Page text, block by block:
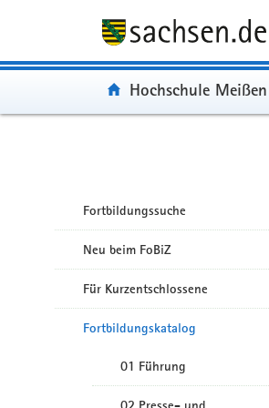
Portal:
Hochschule
Fortbildungssuche
Neu beim FoBiZ
Für Kurzentschlossene
Fortbildungskatalog
01 Führung